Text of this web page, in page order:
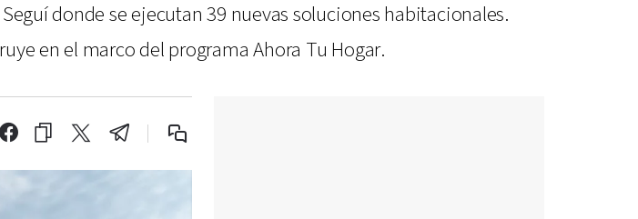
donde se ejecutan 39 nuevas soluciones habitacionales.
en el marco del programa Ahora Tu Hogar.